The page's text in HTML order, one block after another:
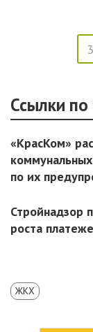
Ссылки
«КрасКом»
по их
Стройнадзор
роста
ЖКХ